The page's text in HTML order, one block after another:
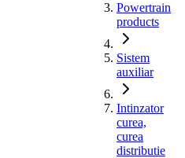
Powertrain
products
Sistem
auxiliar
Intinzator
curea,
curea
distributie